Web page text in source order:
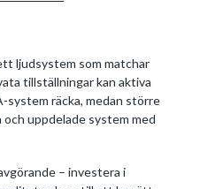
ljudsystem som matchar
tillställningar kan aktiva
räcka, medan större
uppdelade system med
– investera i